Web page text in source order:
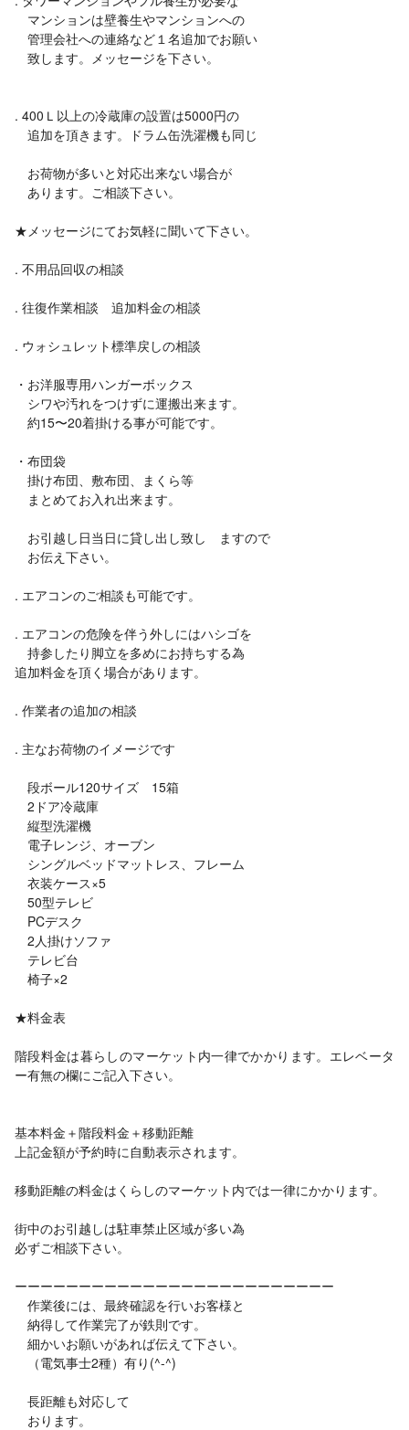
マンションは壁養生やマンションへの
管理会社への連絡など１名追加でお願い
致します。メッセージを下さい。
. 400Ｌ以上の冷蔵庫の設置は5000円の
追加を頂きます。ドラム缶洗濯機も同じ
お荷物が多いと対応出来ない場合が
あります。ご相談下さい。
★メッセージにてお気軽に聞いて下さい。
. 不用品回収の相談
. 往復作業相談 追加料金の相談
. ウォシュレット標準戻しの相談
・お洋服専用ハンガーボックス
シワや汚れをつけずに運搬出来ます。
約15〜20着掛ける事が可能です。
・布団袋
掛け布団、敷布団、まくら等
まとめてお入れ出来ます。
お引越し日当日に貸し出し致し ますので
お伝え下さい。
. エアコンのご相談も可能です。
. エアコンの危険を伴う外しにはハシゴを
持参したり脚立を多めにお持ちする為
追加料金を頂く場合があります。
. 作業者の追加の相談
. 主なお荷物のイメージです
段ボール120サイズ 15箱
2ドア冷蔵庫
縦型洗濯機
電子レンジ、オーブン
シングルベッドマットレス、フレーム
衣装ケース×5
50型テレビ
PCデスク
2人掛けソファ
テレビ台
椅子×2
★料金表
階段料金は暮らしのマーケット内一律でかかります。エレベータ
ー有無の欄にご記入下さい。
基本料金＋階段料金＋移動距離
上記金額が予約時に自動表示されます。
移動距離の料金はくらしのマーケット内では一律にかかります。
街中のお引越しは駐車禁止区域が多い為
必ずご相談下さい。
ーーーーーーーーーーーーーーーーーーーーーーーーー
作業後には、最終確認を行いお客様と
納得して作業完了が鉄則です。
細かいお願いがあれば伝えて下さい。
（電気事士2種）有り(^-^)
長距離も対応して
おります。